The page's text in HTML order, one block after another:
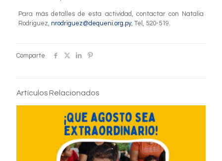
Para más detalles de esta actividad, contactar con Natalia
Rodriguez, nrodriguez@dequeni.org.py, Tel, 520-519.
Comparte
Artículos Relacionados